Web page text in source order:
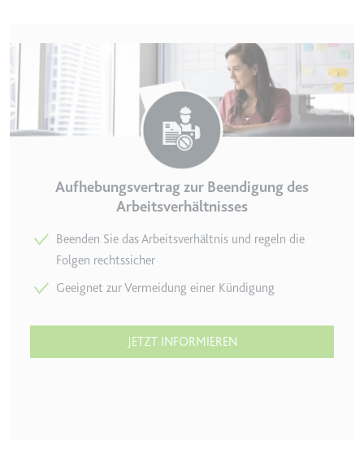
Aufhebungsvertrag zur Beendigung des
Arbeitsverhältnisses
Beenden Sie das Arbeitsverhältnis und regeln die
Folgen rechtssicher
Geeignet zur Vermei­dung einer Kündigung
JETZT INFORMIEREN